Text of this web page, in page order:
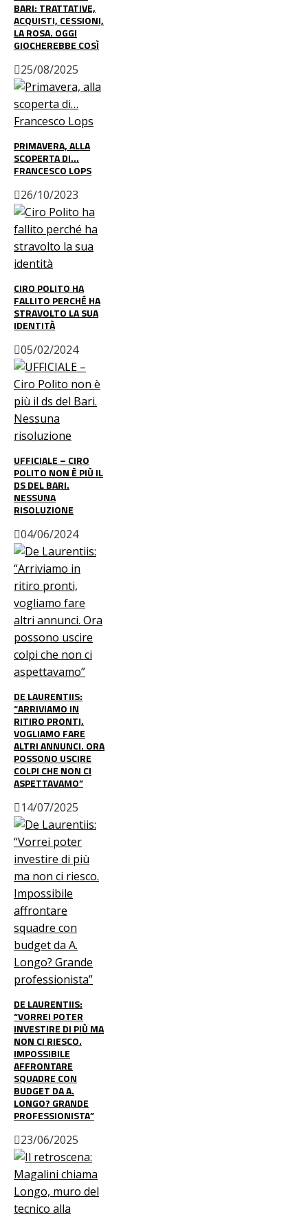
BARI: TRATTATIVE,
ACQUISTI, CESSIONI,
LA ROSA. OGGI
GIOCHEREBBE COSÌ
25/08/2025
PRIMAVERA, ALLA
SCOPERTA DI…
FRANCESCO LOPS
26/10/2023
CIRO POLITO HA
FALLITO PERCHÉ HA
STRAVOLTO LA SUA
IDENTITÀ
05/02/2024
UFFICIALE – CIRO
POLITO NON È PIÙ IL
DS DEL BARI.
NESSUNA
RISOLUZIONE
04/06/2024
DE LAURENTIIS:
“ARRIVIAMO IN
RITIRO PRONTI,
VOGLIAMO FARE
ALTRI ANNUNCI. ORA
POSSONO USCIRE
COLPI CHE NON CI
ASPETTAVAMO”
14/07/2025
DE LAURENTIIS:
“VORREI POTER
INVESTIRE DI PIÙ MA
NON CI RIESCO.
IMPOSSIBILE
AFFRONTARE
SQUADRE CON
BUDGET DA A.
LONGO? GRANDE
PROFESSIONISTA”
23/06/2025